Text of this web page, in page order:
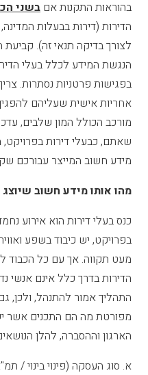
בהוראות התקנות אם בשני
הדירות (דירות בבעלות
לצורך בדיקה תנאי זה).
הנגשת המידע לכלל בעלי
בפגישות פרטניות נסתרות.
אחריות אישית שעליהם להפגין
מורכב הכולל המון שלבים,
שאתם, כבעלי דירות
מידע חשוב המייצר עבורכם
מהו אותו מידע חשוב
כנס בעלי דירות הוא אירוע
בפרויקט, יש כיבוד בשפע
מעט תקווה. אך עם כל הכבוד
הדירות בדרך כלל אינם אנשי
התהליך אמור להתנהל, ולכן,
מפורטת מה הם התכנים אשר
הארגון וההסברה, להלן